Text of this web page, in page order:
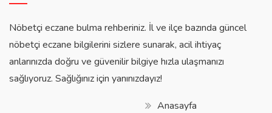
Nöbetçi eczane bulma rehberiniz. İl ve ilçe bazında güncel
nöbetçi eczane bilgilerini sizlere sunarak, acil ihtiyaç
anlarınızda doğru ve güvenilir bilgiye hızla ulaşmanızı
sağlıyoruz. Sağlığınız için yanınızdayız!
Anasayfa